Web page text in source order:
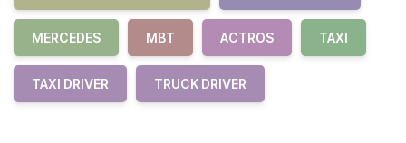
MERCEDES MBT ACTROS TAXI
TAXI DRIVER TRUCK DRIVER